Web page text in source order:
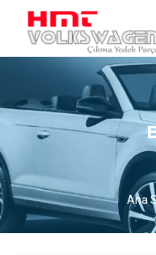
Ana